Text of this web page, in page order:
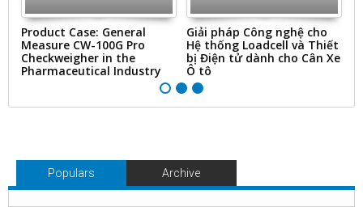
Product Case: General
Measure CW-100G Pro
Checkweigher in the
Pharmaceutical Industry
Giải pháp Công nghệ cho
Hệ thống Loadcell và Thiết
bị Điện tử dành cho Cân Xe
Ô tô
Populars Archive